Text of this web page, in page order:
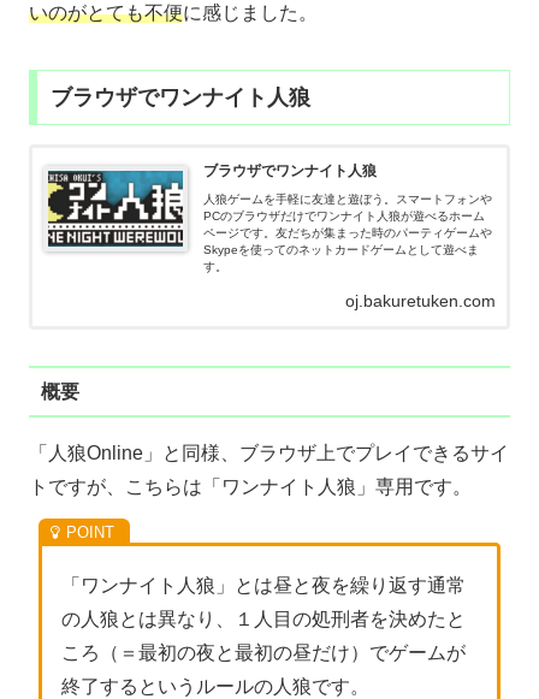
いのがとても不便に感じました。
ブラウザでワンナイト人狼
ブラウザでワンナイト人狼
人狼ゲームを手軽に友達と遊ぼう。スマートフォンや
PCのブラウザだけでワンナイト人狼が遊べるホーム
ページです。友だちが集まった時のパーティゲームや
Skypeを使ってのネットカードゲームとして遊べま
す。
oj.bakuretuken.com
概要
「人狼Online」と同様、ブラウザ上でプレイできるサイ
トですが、こちらは「ワンナイト人狼」専用です。
「ワンナイト人狼」とは昼と夜を繰り返す通常
の人狼とは異なり、１人目の処刑者を決めたと
ころ（＝最初の夜と最初の昼だけ）でゲームが
終了するというルールの人狼です。